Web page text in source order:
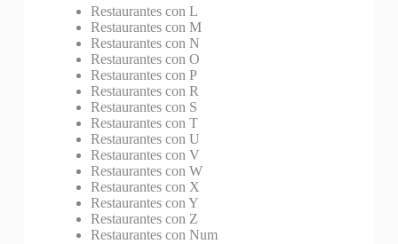
Restaurantes con L
Restaurantes con M
Restaurantes con N
Restaurantes con O
Restaurantes con P
Restaurantes con R
Restaurantes con S
Restaurantes con T
Restaurantes con U
Restaurantes con V
Restaurantes con W
Restaurantes con X
Restaurantes con Y
Restaurantes con Z
Restaurantes con Num